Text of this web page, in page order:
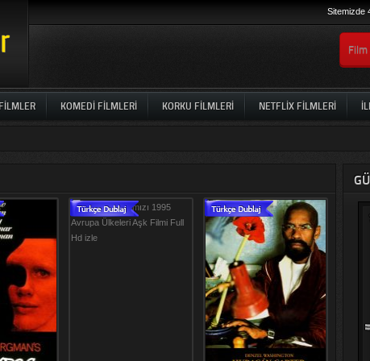
Sitemizde
KOMEDI FILMLERI KORKU FILMLERI NETFLIX FILMLERI